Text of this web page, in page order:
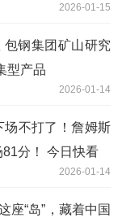
2026-01-15
钢集团矿山研究
型产品
2026-01-14
场不打了！詹姆斯
分！ 今日快看
2026-01-14
座“岛”，藏着中国